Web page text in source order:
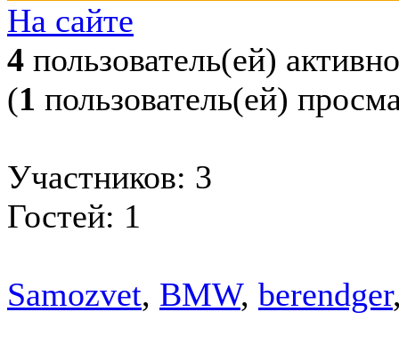
На сайте
4 пользователь(ей) активно
(1 пользователь(ей)
Участников: 3
Гостей: 1
Samozvet, BMW, berendger